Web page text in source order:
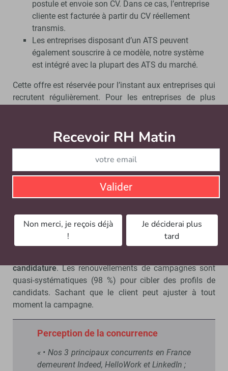
postule et envoie son CV. Dans ce cas, l’entreprise
cliente est facturée à partir du CV réellement
transmis.
Les entreprises disposant d’un ATS peuvent
également souscrire à ce modèle, notre système
est intégré avec la plupart des ATS du marché.
Cette offre est réservée pour l’instant aux entreprises qui
recrutent régulièrement. Pour les entreprises de plus
L’objectif pour 2024 étant d’élargir le modèle à la
performance à l’ensemble de nos segments de
Nous aboutirons ainsi à une uniformisation du modèle
quelle que soit la taille de l’entreprise en proposant les 3
commencée ou terminée.
En l’état actuel, Monster dispose d’un millier de clients
candidature. Les renouvellements de campagnes sont
quasi-systématiques (98 %) pour cibler des profils de
candidats. Sachant que le client peut ajuster à tout
moment la campagne.
Perception de la concurrence
« • Nos 3 principaux concurrents en France
demeurent Indeed, HelloWork et LinkedIn ;
Recevoir RH Matin
Valider
Non merci, je reçois déjà
!
Je déciderai plus
tard